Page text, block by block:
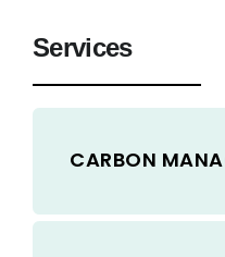
Services
CARBON